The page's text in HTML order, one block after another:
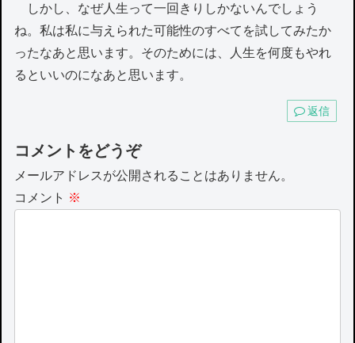
しかし、なぜ人生って一回きりしかないんでしょう
ね。私は私に与えられた可能性のすべてを試してみたか
ったなあと思います。そのためには、人生を何度もやれ
るといいのになあと思います。
返信
コメントをどうぞ
メールアドレスが公開されることはありません。
コメント ※